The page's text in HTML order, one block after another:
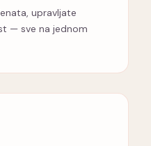
upravljate
— sve na jednom